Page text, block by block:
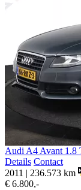
Audi A4 Avant 1.8
Details Contact
2011 | 236.573 km
€ 6.800,-